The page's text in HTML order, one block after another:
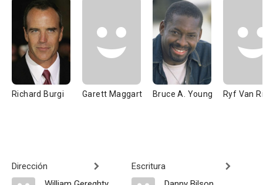
Richard Burgi Garett Maggart Bruce A. Young Ryf Van
Dirección
Escritura